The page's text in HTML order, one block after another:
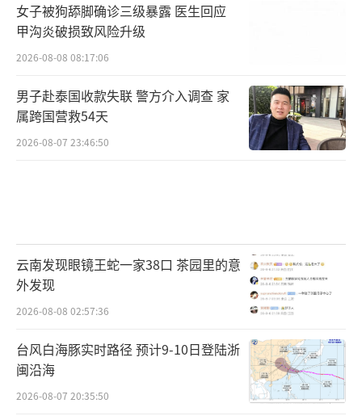
女子被狗舔脚确诊三级暴露 医生回应
甲沟炎破损致风险升级
2026-08-08 08:17:06
男子赴泰国收款失联 警方介入调查 家
属跨国营救54天
2026-08-07 23:46:50
云南发现眼镜王蛇一家38口 茶园里的意
外发现
2026-08-08 02:57:36
台风白海豚实时路径 预计9-10日登陆浙
闽沿海
2026-08-07 20:35:50